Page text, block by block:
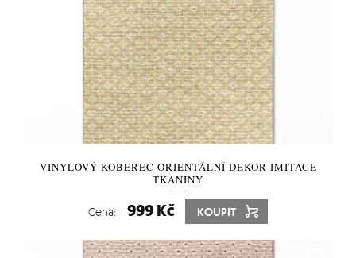
VINYLOVÝ KOBEREC ORIENTÁLNÍ DEKOR IMITACE
TKANINY
Cena: 999 Kč KOUPIT